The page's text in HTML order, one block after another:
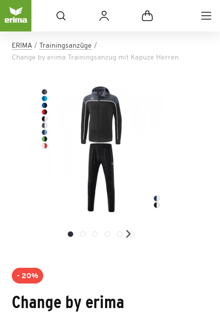
ERIMA
Trainingsanzüge
Change by erima Trainingsanzug mit Kapuze Herren
- 20%
Change by erima